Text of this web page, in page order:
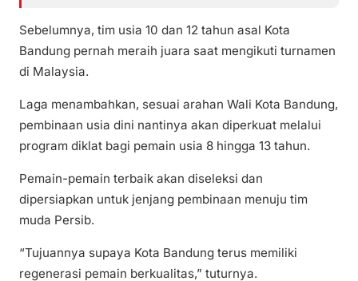
Sebelumnya, tim usia 10 dan 12 tahun asal Kota
Bandung pernah meraih juara saat mengikuti turnamen
di Malaysia.
Laga menambahkan, sesuai arahan Wali Kota Bandung,
pembinaan usia dini nantinya akan diperkuat melalui
program diklat bagi pemain usia 8 hingga 13 tahun.
Pemain-pemain terbaik akan diseleksi dan
dipersiapkan untuk jenjang pembinaan menuju tim
muda Persib.
“Tujuannya supaya Kota Bandung terus memiliki
regenerasi pemain berkualitas,” tuturnya.